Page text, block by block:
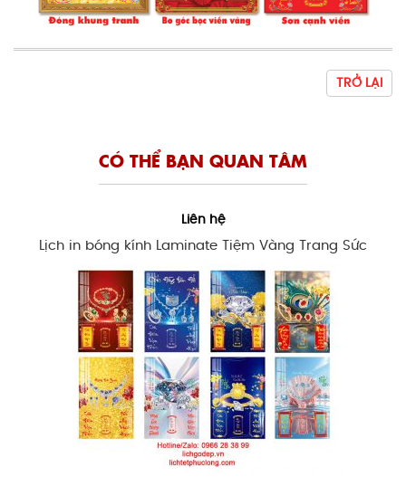
TRỞ LẠI
CÓ THỂ BẠN QUAN TÂM
Liên hệ
Lịch in bóng kính Laminate Tiệm Vàng Trang Sức